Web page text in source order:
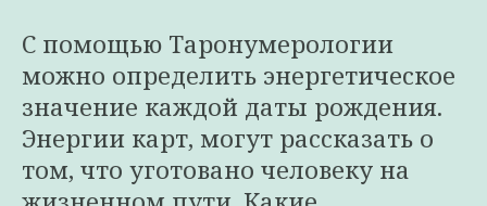
С помощью Таронумерологии
можно определить энергетическое
значение каждой даты рождения.
Энергии карт, могут рассказать о
том, что уготовано человеку на